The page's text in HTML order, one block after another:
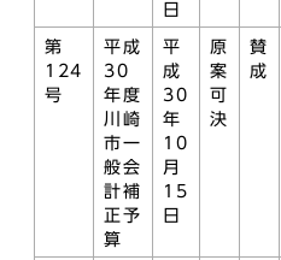
日
第
124
号
平成
30
年度
川崎
市一
般会
計補
正予
算
平
成
30
年
10
月
15
日
原
案
可
決
賛
成